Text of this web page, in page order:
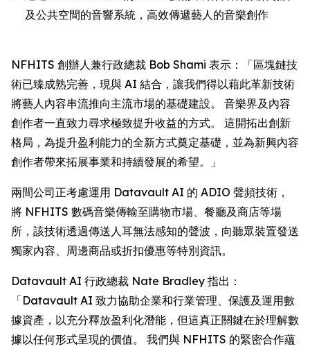
及公共空間的音響系統，高效傳遞藝人的音樂創作
NFHITS 創辦人兼行政總裁 Bob Shami 表示：「區塊鏈技
術已臻成熟完善，現與 AI 結合，讓我們得以藉此革新技術
將藝人內容串流推向主流市場的基礎建設。 音樂界及內容
創作者一直致力尋求極致提升收益的方式。 這開拓出創新
格局，為提升盈利能力的全新方式奠定基礎，並為新興內容
創作者帶來拓展事業和持續發展的希望。」
兩間公司正考慮運用 Datavault AI 的 ADIO 聲頻技術，
將 NFHITS 數碼音樂傳輸至購物市場、餐廳及商店等場
所，該技術透過傳送人耳無法感知的聲波，向聽眾裝置發送
獨家內容、周邊商品或折扣優惠等特別資訊。
Datavault AI 行政總裁 Nate Bradley 指出：
「Datavault AI 致力協助企業和行業管理、保護及運用數
據資產，以充分釋放盈利化潛能，但這真正關鍵在於理解數
據以任何形式呈現的價值。 我們與 NFHITS 的緊密合作蘊